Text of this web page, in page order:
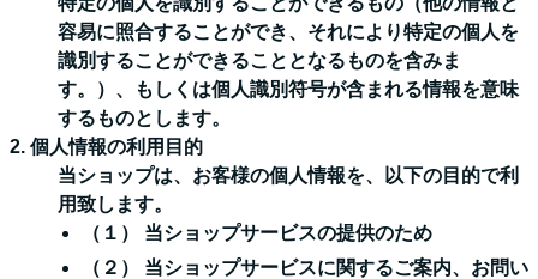
容易に照合することができ、それにより特定の個人を
識別することができることとなるものを含みま
す。）、もしくは個人識別符号が含まれる情報を意味
するものとします。
2. 個人情報の利用目的
当ショップは、お客様の個人情報を、以下の目的で利
用致します。
（１） 当ショップサービスの提供のため
（２） 当ショップサービスに関するご案内、お問い